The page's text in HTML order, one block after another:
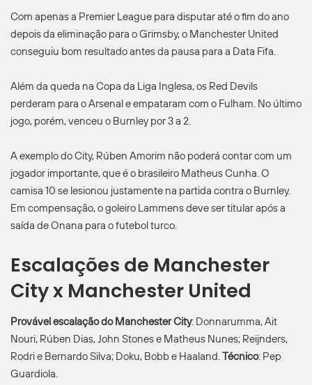
Com apenas a Premier League para disputar até o fim do ano
depois da eliminação para o Grimsby, o Manchester United
conseguiu bom resultado antes da pausa para a Data Fifa.
Além da queda na Copa da Liga Inglesa, os Red Devils
perderam para o Arsenal e empataram com o Fulham. No último
jogo, porém, venceu o Burnley por 3 a 2.
A exemplo do City, Rúben Amorim não poderá contar com um
jogador importante, que é o brasileiro Matheus Cunha. O
camisa 10 se lesionou justamente na partida contra o Burnley.
Em compensação, o goleiro Lammens deve ser titular após a
saída de Onana para o futebol turco.
Escalações de Manchester
City x Manchester United
Provável escalação do Manchester City: Donnarumma, Ait
Nouri, Rúben Dias, John Stones e Matheus Nunes; Reijnders,
Rodri e Bernardo Silva; Doku, Bobb e Haaland.Técnico: Pep
Guardiola.